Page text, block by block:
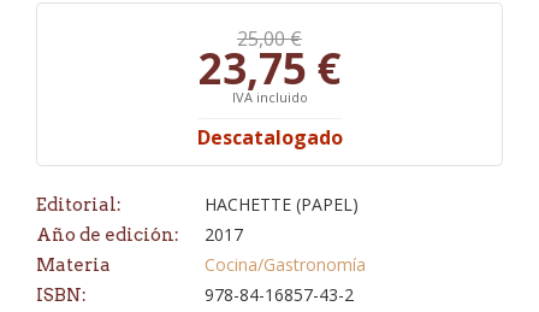
25,00 €
23,75 €
IVA incluido
Descatalogado
Editorial: HACHETTE (PAPEL)
Año de edición: 2017
Materia Cocina/Gastronomía
ISBN: 978-84-16857-43-2